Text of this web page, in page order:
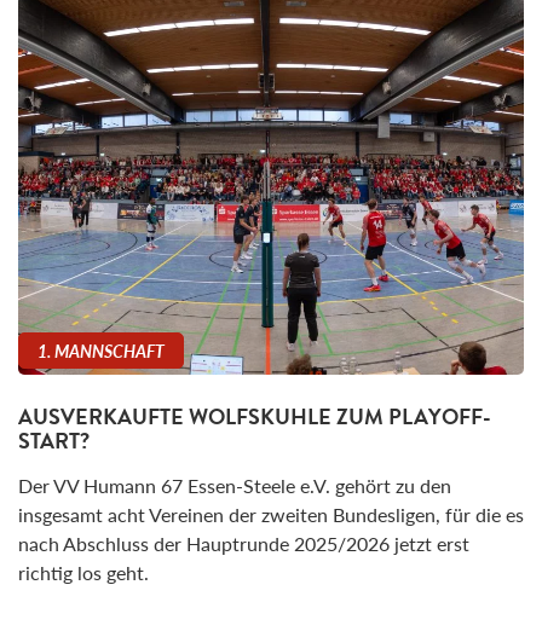
1. MANNSCHAFT
AUSVERKAUFTE WOLFSKUHLE ZUM PLAYOFF-
START?
Der VV Humann 67 Essen-Steele e.V. gehört zu den
insgesamt acht Vereinen der zweiten Bundesligen, für die es
nach Abschluss der Hauptrunde 2025/2026 jetzt erst
richtig los geht.